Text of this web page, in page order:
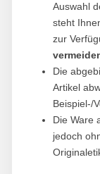
Auswahl
steht
zur
Die
Artikel
Beispiel-/
Die Ware
jedoch